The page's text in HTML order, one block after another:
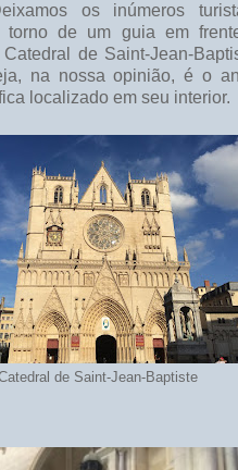
os inúmeros
torno de um guia em
de Saint-Jean-
na nossa opinião, é o
localizado em seu interior.
de Saint-Jean-Baptiste